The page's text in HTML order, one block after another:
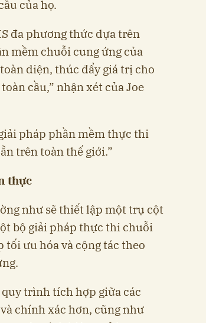
của họ.
đa phương thức dựa trên
mềm chuỗi cung ứng của
diện, thúc đẩy giá trị cho
cầu,” nhận xét của Joe
pháp phần mềm thực thi
trên toàn thế giới.”
thực
như sẽ thiết lập một trụ cột
bộ giải pháp thực thi chuỗi
tối ưu hóa và cộng tác theo
trình tích hợp giữa các
chính xác hơn, cũng như